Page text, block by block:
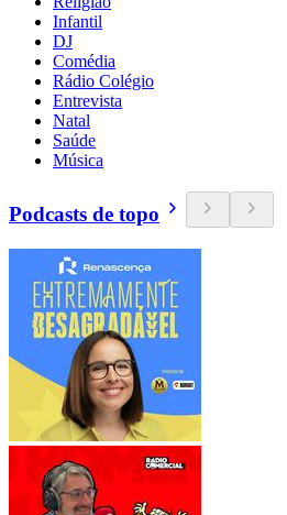
Infantil
DJ
Comédia
Rádio Colégio
Entrevista
Natal
Saúde
Música
Podcasts de topo